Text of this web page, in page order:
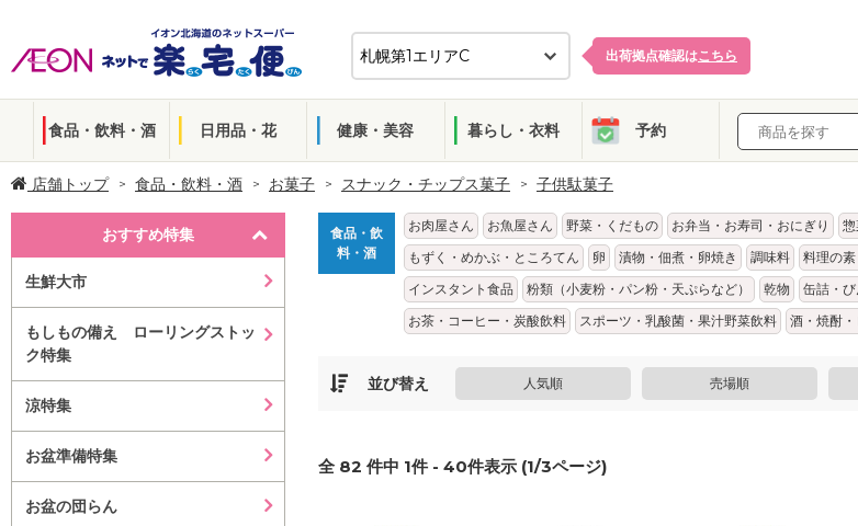
出荷拠点確認はこちら
食品・飲料・酒 日用品・花 健康・美容 暮らし・衣料 予約
店舗トップ 食品・飲料・酒 お菓子 スナック・チップス菓子 子供駄菓子
おすすめ特集
生鮮大市
もしもの備え ローリングストッ
ク特集
涼特集
お盆準備特集
お盆の団らん
食品・飲
料・酒
お肉屋さん お魚屋さん 野菜・くだもの お弁当・お寿司・おにぎり
もずく・めかぶ・ところてん
卵 漬物・佃煮・卵焼き 調味料 料理の
インスタント食品
粉類（小麦粉・パン粉・天ぷらなど） 乾物 缶詰・
お茶・コーヒー・炭酸飲料
スポーツ・乳酸菌・果汁野菜飲料 酒・焼酎
並び替え 人気順 売場順
全 82 件中 1件 - 40件表示 (1/3ページ)